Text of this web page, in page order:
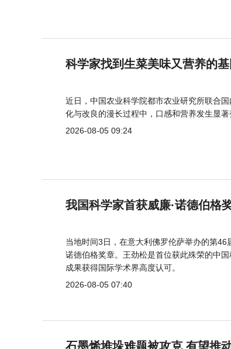
科学家找到生菜美味又营养的
近日，中国农业科学院都市农业研究所联合
化与改良的漫长过程中，口感和营养发生显著
2026-08-05 09:24
我国科学家首获威廉·诺德伯格
当地时间3日，在意大利佛罗伦萨举办的第
诺德伯格奖章。王劲松是首位获此殊荣的中
成果获得国际学术界高度认可。
2026-08-05 07:40
石墨烯堆垛难题被攻克 有望推